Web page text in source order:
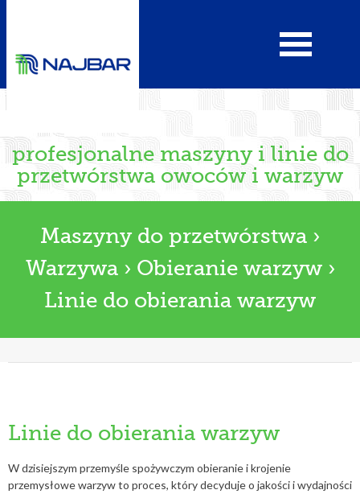
profesjonalne maszyny i linie do
przetwórstwa owoców i warzyw
Maszyny do przetwórstwa ›
Warzywa › Obieranie warzyw ›
Linie do obierania warzyw
Linie do obierania warzyw
W dzisiejszym przemyśle spożywczym obieranie i krojenie
przemysłowe warzyw to proces, który decyduje o jakości i wydajności